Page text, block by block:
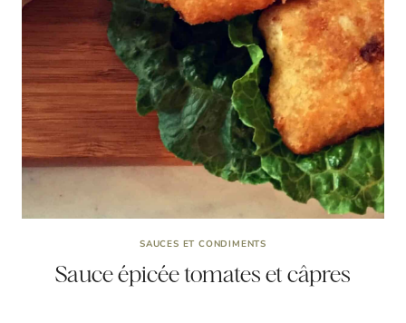
SAUCES ET CONDIMENTS
Sauce épicée tomates et câpres